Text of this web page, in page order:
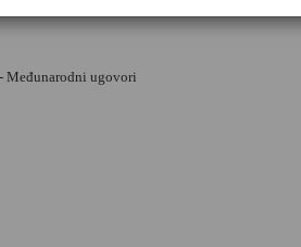
Međunarodni ugovori